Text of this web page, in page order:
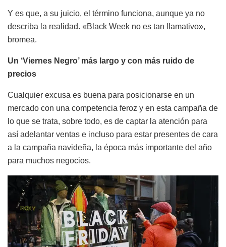
Y es que, a su juicio, el término funciona, aunque ya no
describa la realidad. «Black Week no es tan llamativo»,
bromea.
Un ‘Viernes Negro’ más largo y con más ruido de
precios
Cualquier excusa es buena para posicionarse en un
mercado con una competencia feroz y en esta campaña de
lo que se trata, sobre todo, es de captar la atención para
así adelantar ventas e incluso para estar presentes de cara
a la campaña navideña, la época más importante del año
para muchos negocios.